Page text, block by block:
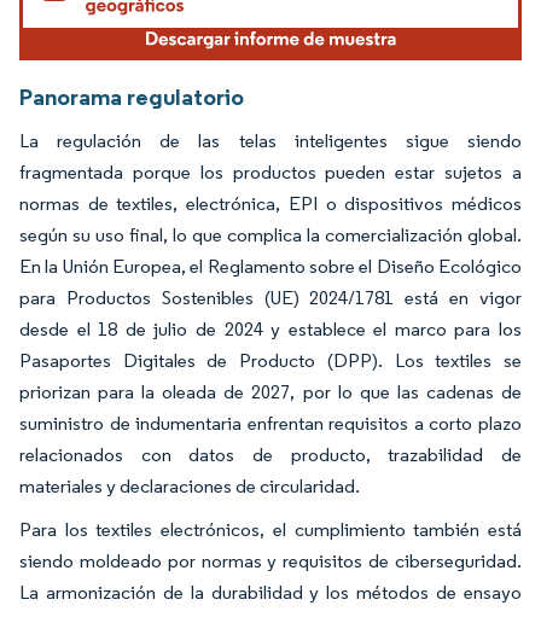
Panorama regulatorio
La regulación de las telas inteligentes sigue siendo
fragmentada porque los productos pueden estar sujetos a
normas de textiles, electrónica, EPI o dispositivos médicos
según su uso final, lo que complica la comercialización global.
En la Unión Europea, el Reglamento sobre el Diseño Ecológico
para Productos Sostenibles (UE) 2024/1781 está en vigor
desde el 18 de julio de 2024 y establece el marco para los
Pasaportes Digitales de Producto (DPP). Los textiles se
priorizan para la oleada de 2027, por lo que las cadenas de
suministro de indumentaria enfrentan requisitos a corto plazo
relacionados con datos de producto, trazabilidad de
materiales y declaraciones de circularidad.
Para los textiles electrónicos, el cumplimiento también está
siendo moldeado por normas y requisitos de ciberseguridad.
La armonización de la durabilidad y los métodos de ensayo